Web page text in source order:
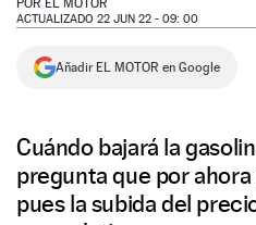
NEWSLETTER
POR EL MOTOR
ACTUALIZADO 22 JUN 22 - 09: 00
Añadir EL MOTOR en Google
Cuándo bajará la
pregunta que por
pues la subida del